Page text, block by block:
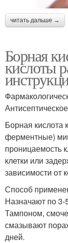
читать дальше →
Борная
кислоты
Борная кислота
ферментные)
проницаемость
клетки или
зависимости от
Способ
Назначают по 3-
Тампоном,
смазывают
дней.